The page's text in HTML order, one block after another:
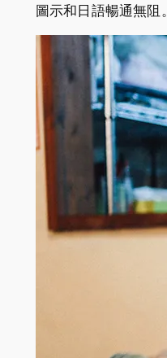
圖示和日語暢通無阻。